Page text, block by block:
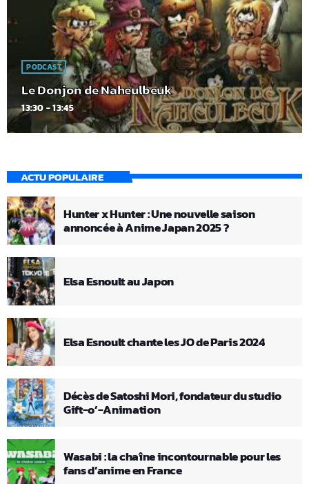
PODCAST
Le Donjon de Naheulbeuk
13:30 - 13:45
ACTU POPULAIRE
Hunter x Hunter : Une nouvelle saison
annoncée à Anime Japan 2025 ?
Elsa Esnoult au Japon
Elsa Esnoult chante les JO de Paris 2024
Décès de Satoshi Mori, fondateur du studio
Gift-o’-Animation
Wasabi : la chaîne incontournable pour les
fans d’anime en France